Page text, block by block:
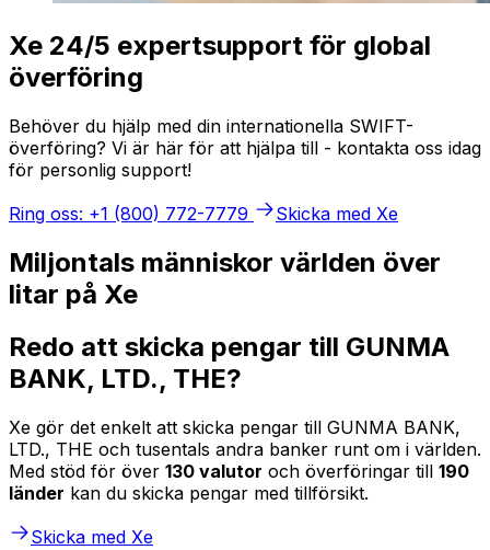
Xe 24/5 expertsupport för global
överföring
Behöver du hjälp med din internationella SWIFT-
överföring? Vi är här för att hjälpa till - kontakta oss idag
för personlig support!
Ring oss: +1 (800) 772-7779
Skicka med Xe
Miljontals människor världen över
litar på Xe
Redo att skicka pengar till GUNMA
BANK, LTD., THE?
Xe gör det enkelt att skicka pengar till GUNMA BANK,
LTD., THE och tusentals andra banker runt om i världen.
Med stöd för över 130 valutor och överföringar till 190
länder kan du skicka pengar med tillförsikt.
Skicka med Xe